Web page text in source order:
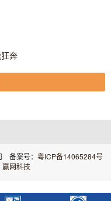
奔
备案号： 粤ICP备14065284号
赢网科技